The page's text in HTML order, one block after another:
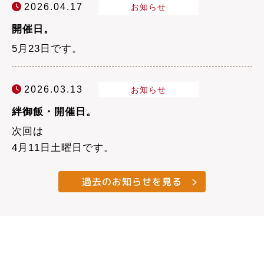
2026.04.17 お知らせ
開催日。
5月23日です。
2026.03.13 お知らせ
絆御飯・開催日。
次回は
4月11日土曜日です。
過去のお知らせを見る